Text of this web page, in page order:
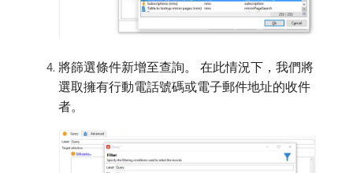
將篩選條件新增至查詢。 在此情況下，我們將
選取擁有行動電話號碼或電子郵件地址的收件
者。